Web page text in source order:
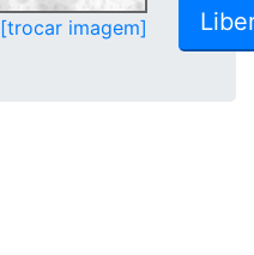
[trocar imagem]